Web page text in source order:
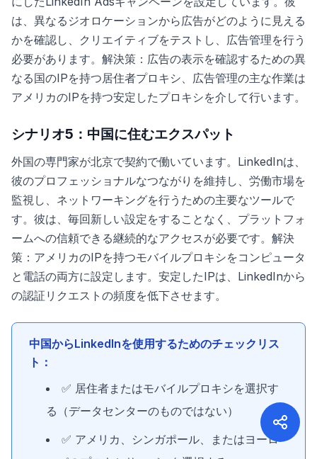
は、異なるジオロケーションから広告がどのように見える
かを確認し、クリエイティブをテストし、広告管理を行う
必要があります。解決策：広告の表示を確認するための異
なる国のIPを持つ居住者プロキシ、広告管理の主な作業は
アメリカのIPを持つ安定したプロキシを介して行います。
シナリオ5：中国に住むエクスパット
外国の専門家が北京で契約で働いています。LinkedInは、
彼のプロフェッショナルなつながりを維持し、労働市場を
監視し、ネットワーキングを行うための主要なツールで
す。彼は、毎回新しい設定をすることなく、プラットフォ
ームへの信頼できる継続的なアクセスが必要です。解決
策：アメリカのIPを持つモバイルプロキシをコンピュータ
と電話の両方に設定します。安定したIPは、LinkedInから
の認証リクエストの頻度を低下させます。
中国からLinkedInを使用するためのチェックリス
ト：
✅ 居住者またはモバイルプロキシを選択す
る（データセンターのものではない）
✅ アメリカ、シンガポール、またはヨーロ